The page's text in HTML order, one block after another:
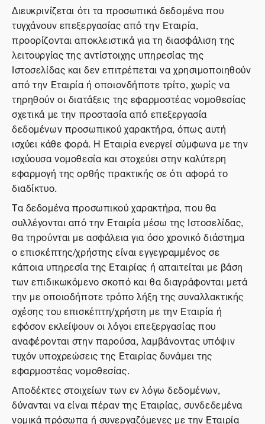
Διευκρινίζεται ότι τα προσωπικά δεδομένα που
τυγχάνουν επεξεργασίας από την Εταιρία,
προορίζονται αποκλειστικά για τη διασφάλιση της
λειτουργίας της αντίστοιχης υπηρεσίας της
Ιστοσελίδας και δεν επιτρέπεται να χρησιμοποιηθούν
από την Εταιρία ή οποιονδήποτε τρίτο, χωρίς να
τηρηθούν οι διατάξεις της εφαρμοστέας νομοθεσίας
σχετικά με την προστασία από επεξεργασία
δεδομένων προσωπικού χαρακτήρα, όπως αυτή
ισχύει κάθε φορά. Η Εταιρία ενεργεί σύμφωνα με την
ισχύουσα νομοθεσία και στοχεύει στην καλύτερη
εφαρμογή της ορθής πρακτικής σε ότι αφορά το
διαδίκτυο.
Τα δεδομένα προσωπικού χαρακτήρα, που θα
συλλέγονται από την Εταιρία μέσω της Ιστοσελίδας,
θα τηρούνται με ασφάλεια για όσο χρονικό διάστημα
ο επισκέπτης/χρήστης είναι εγγεγραμμένος σε
κάποια υπηρεσία της Εταιρίας ή απαιτείται με βάση
των επιδικωκόμενο σκοπό και θα διαγράφονται μετά
την με οποιοδήποτε τρόπο λήξη της συναλλακτικής
σχέσης του επισκέπτη/χρήστη με την Εταιρία ή
εφόσον εκλείψουν οι λόγοι επεξεργασίας που
αναφέρονται στην παρούσα, λαμβάνοντας υπόψιν
τυχόν υποχρεώσεις της Εταιρίας δυνάμει της
εφαρμοστέας νομοθεσίας.
Αποδέκτες στοιχείων των εν λόγω δεδομένων,
δύνανται να είναι πέραν της Εταιρίας, συνδεδεμένα
νομικά πρόσωπα ή συνεργαζόμενες με την Εταιρία